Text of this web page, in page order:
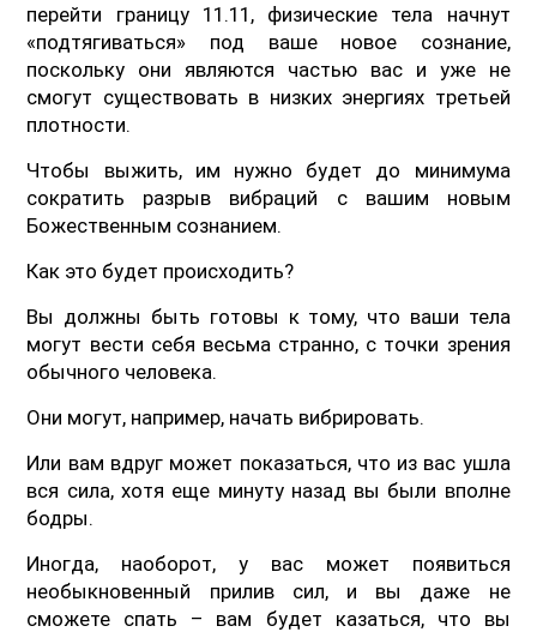
перейти границу 11.11, физические тела начнут
«подтягиваться» под ваше новое сознание,
поскольку они являются частью вас и уже не
смогут существовать в низких энергиях третьей
плотности.
Чтобы выжить, им нужно будет до минимума
сократить разрыв вибраций с вашим новым
Божественным сознанием.
Как это будет происходить?
Вы должны быть готовы к тому, что ваши тела
могут вести себя весьма странно, с точки зрения
обычного человека.
Они могут, например, начать вибрировать.
Или вам вдруг может показаться, что из вас ушла
вся сила, хотя еще минуту назад вы были вполне
бодры.
Иногда, наоборот, у вас может появиться
необыкновенный прилив сил, и вы даже не
сможете спать – вам будет казаться, что вы